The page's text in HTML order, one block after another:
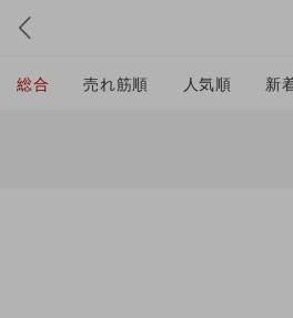
総合 売れ筋順 人気順 新